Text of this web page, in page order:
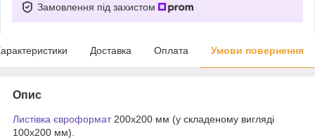
Замовлення під захистом
Доставка Оплата Умови повернення
Опис
Листівка євроформат200х200 мм (у складеному вигляді
100х200 мм).